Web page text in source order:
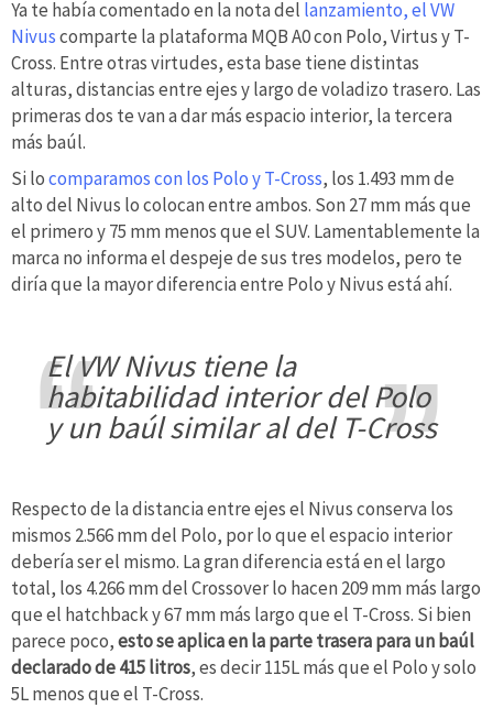
Ya te había comentado en la nota del lanzamiento, el VW
Nivuscomparte la plataforma MQB A0 con Polo, Virtus y T-
Cross. Entre otras virtudes, esta base tiene distintas
alturas, distancias entre ejes y largo de voladizo trasero. Las
primeras dos te van a dar más espacio interior, la tercera
más baúl.
Si locomparamos con los Polo y T-Cross, los 1.493 mm de
alto del Nivus lo colocan entre ambos. Son 27 mm más que
el primero y 75 mm menos que el SUV. Lamentablemente la
marca no informa el despeje de sus tres modelos, pero te
diría que la mayor diferencia entre Polo y Nivus está ahí.
El VW Nivus tiene la
habitabilidad interior del Polo
y un baúl similar al del T-Cross
Respecto de la distancia entre ejes el Nivus conserva los
mismos 2.566 mm del Polo, por lo que el espacio interior
debería ser el mismo. La gran diferencia está en el largo
total, los 4.266 mm del Crossover lo hacen 209 mm más largo
que el hatchback y 67 mm más largo que el T-Cross. Si bien
parece poco,esto se aplica en la parte trasera para un baúl
declarado de 415 litros, es decir 115L más que el Polo y solo
5L menos que el T-Cross.